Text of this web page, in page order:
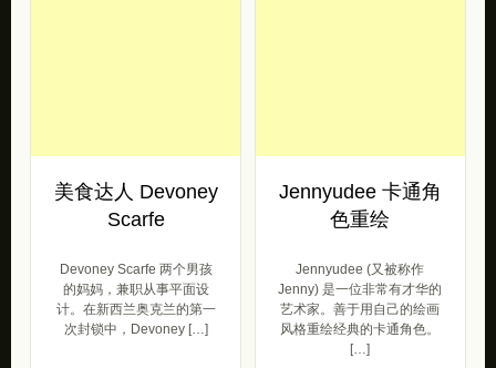
美食达人 Devoney
Scarfe
Devoney Scarfe 两个男孩
的妈妈，兼职从事平面设
计。在新西兰奥克兰的第一
次封锁中，Devoney […]
Jennyudee 卡通角
色重绘
Jennyudee (又被称作
Jenny) 是一位非常有才华的
艺术家。善于用自己的绘画
风格重绘经典的卡通角色。
[…]